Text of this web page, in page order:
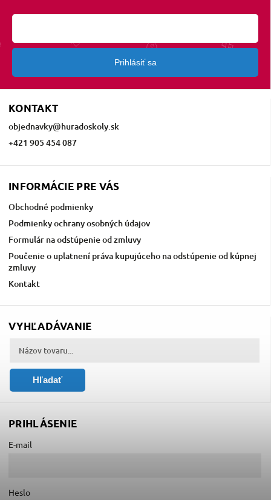
KONTAKT
objednavky@huradoskoly.sk
+421 905 454 087
INFORMÁCIE PRE VÁS
Obchodné podmienky
Podmienky ochrany osobných údajov
Formulár na odstúpenie od zmluvy
Poučenie o uplatnení práva kupujúceho na odstúpenie od kúpnej
zmluvy
Kontakt
Prihlásiť sa
VYHĽADÁVANIE
Hľadať
PRIHLÁSENIE
E-mail
Heslo